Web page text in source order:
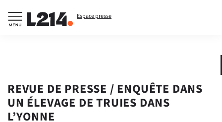
Espace presse
REVUE DE PRESSE / ENQUÊTE DANS
UN ÉLEVAGE DE TRUIES DANS
L’YONNE